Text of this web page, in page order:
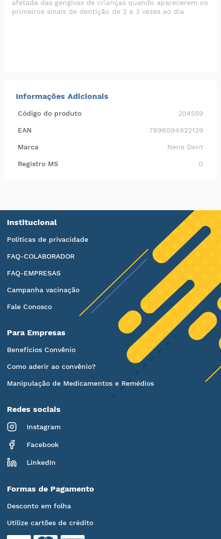
afetada das gengivas de crianças quando aparecerem os
primeiros sinais de dentição de 2 a 3 vezes ao dia
Informações Adicionais
Código do produto 204559
EAN 7896094922129
Marca Nene Dent
Registro MS 0
Institucional
Políticas de privacidade
FAQ-COLABORADOR
FAQ-EMPRESAS
Campanha vacinação
Fale Conosco
Para Empresas
Benefícios Convênio
Como aderir ao convênio?
Manipulação de Medicamentos e Remédios
Redes sociais
Instagram
Facebook
LinkedIn
Formas de Pagamento
Desconto em folha
Utilize cartões de crédito